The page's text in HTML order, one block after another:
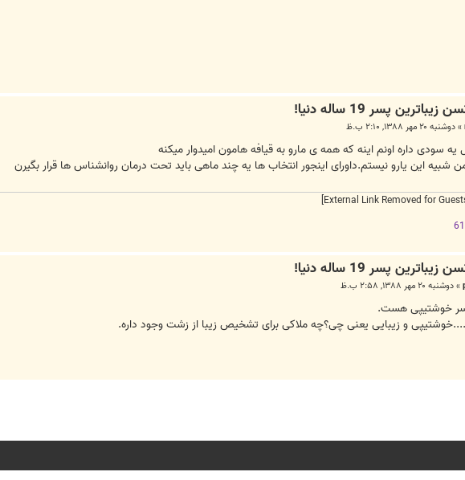
»دوشنبه ۲۰ مهر ۱۳۸۸, ۲:۱۰ ب.ظ
یه سودی داره اونم اینه که همه ی مارو به قیافه هامون امیدوار میکنه
شبیه این یارو نیستم.داورای اینجور انتخاب ها یه چند ماهی باید تحت درمان روانشناس ها قرار بگیرن
»دوشنبه ۲۰ مهر ۱۳۸۸, ۲:۵۸ ب.ظ
خوشتیپی هست.
و زیبایی یعنی چی؟چه ملاکی برای تشخیص زیبا از زشت وجود داره.